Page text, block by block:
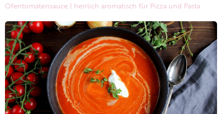
Ofentomatensauce | herrlich aromatisch für Pizza und Pasta